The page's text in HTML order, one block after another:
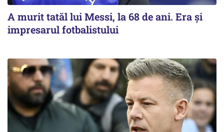
A murit tatăl lui Messi, la 68 de ani. Era și
impresarul fotbalistului